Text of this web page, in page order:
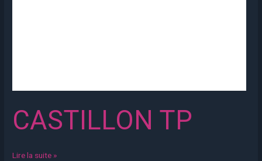
CASTILLON TP
Lire la suite »